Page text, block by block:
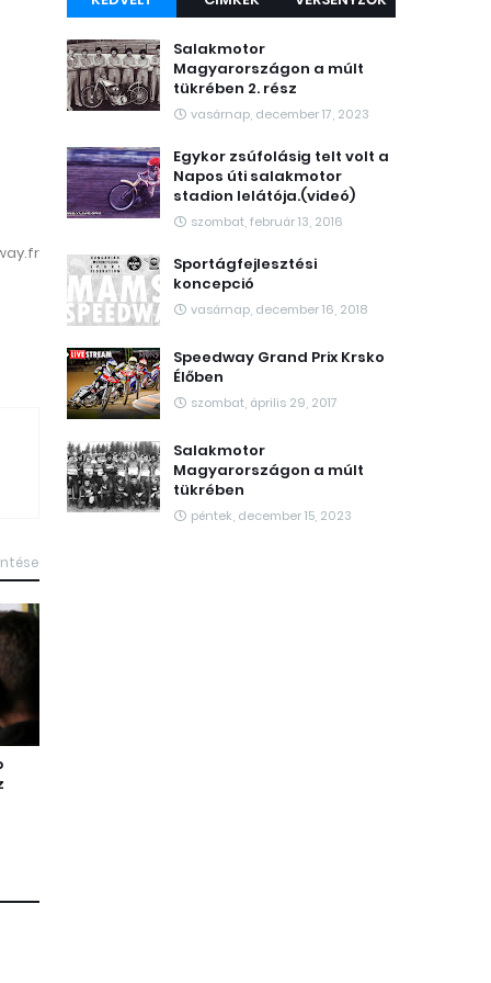
Salakmotor
Magyarországon a múlt
tükrében 2. rész
vasárnap, december 17, 2023
Egykor zsúfolásig telt volt a
Napos úti salakmotor
stadion lelátója.(videó)
szombat, február 13, 2016
Sportágfejlesztési
koncepció
vasárnap, december 16, 2018
Speedway Grand Prix Krsko
Élőben
szombat, április 29, 2017
Salakmotor
Magyarországon a múlt
tükrében
péntek, december 15, 2023